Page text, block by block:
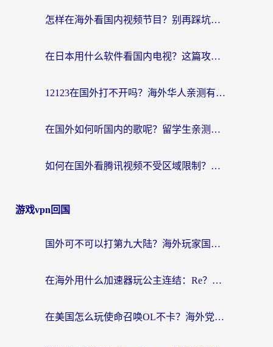
怎样在海外看国内视频节目？别再踩坑！留学生和海外华人的专属解决方案
在日本用什么软件看国内电视？这篇攻略帮你告别地域限制
12123在国外打不开吗？海外华人亲测有效的回国加速方案
在国外如何听国内的歌呢？留学生亲测有效的回国加速方案
如何在国外看腾讯视频不受区域限制？留学生亲测有效的回国加速指南
游戏vpn回国
国外可不可以打第九大陆？海外玩家国服畅玩终极指南（附3大热门游戏解决妙招）
在海外用什么加速器玩公主连结：Re？老玩家亲测的稳定方案来了
在美国怎么玩使命召唤OL不卡？海外党亲测有效的国服游戏加速器指南